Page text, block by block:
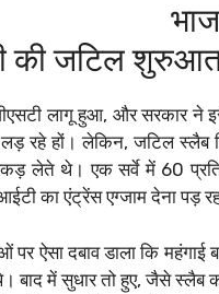
की जटिल
लागू हुआ, और सरकार ने
रहे हों। लेकिन, जटिल स्लैब
लेते थे। एक सर्वे में 60
का एंट्रेंस एग्जाम देना पड़
पर ऐसा दबाव डाला कि
में सुधार तो हुए, जैसे स्लैब